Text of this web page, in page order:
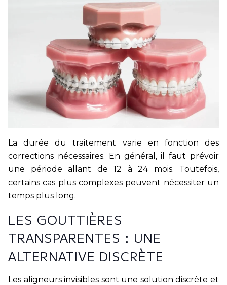
La durée du traitement varie en fonction des
corrections nécessaires. En général, il faut prévoir
une période allant de 12 à 24 mois. Toutefois,
certains cas plus complexes peuvent nécessiter un
temps plus long.
LES GOUTTIÈRES
TRANSPARENTES : UNE
ALTERNATIVE DISCRÈTE
Les aligneurs invisibles sont une solution discrète et